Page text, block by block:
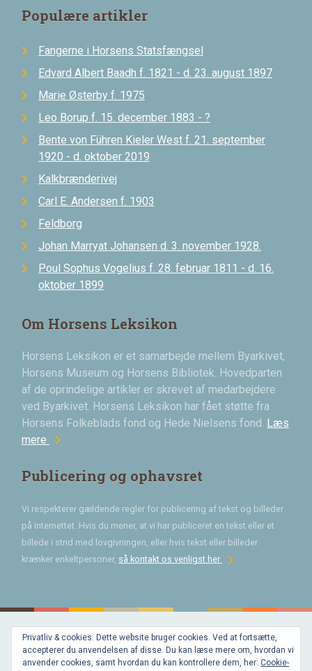
Populære artikler
Fangerne i Horsens Statsfængsel
Edvard Albert Baadh f. 1821 - d. 23. august 1897
Marie Østerby f. 1975
Leo Borup f. 15. december 1883 - ?
Bente von Führen Kieler West f. 21. september
1920 - d. oktober 2019
Kalkbrænderivej
Carl E. Andersen f. 1903
Feldborg
Johan Marryat Johansen d. 3. november 1928.
Poul Sophus Vogelius f. 28. februar 1811 - d. 16.
oktober 1899
Om Horsens Leksikon
Horsens Leksikon er et samarbejde mellem Byarkivet,
Horsens Museum og Horsens Bibliotek. Hovedparten
af de oprindelige artikler er skrevet af medarbejdere
ved Byarkivet. Horsens Leksikon har fået støtte fra
Horsens Folkeblads fond og Hede Nielsens fond. Læs
mere chevron_right
Publicering og ophavsret
Vi respekterer gældende regler for publicering af tekst og billeder
på Internettet. Hvis du mener, at vi har publiceret en tekst eller et
billede i strid med lovgivningen, eller hvis tekst eller billeder
krænker enkeltpersoner, så kontakt os venligst herchevron_right
Bygget med
WordPressog
favoriteaf
Privatliv & cookies: Dette website bruger cookies. Ved at fortsætte,
accepterer du anvendelsen af disse. Du kan læse mere om, hvordan vi
anvender cookies, samt hvordan du kan kontrollere dem, her: Cookie-